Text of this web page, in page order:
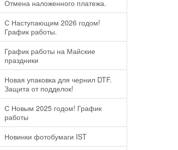
Отмена наложенного платежа.
С Наступающим 2026 годом!
График работы.
График работы на Майские
праздники
Новая упаковка для чернил DTF.
Защита от подделок!
С Новым 2025 годом! График
работы
Новинки фотобумаги IST